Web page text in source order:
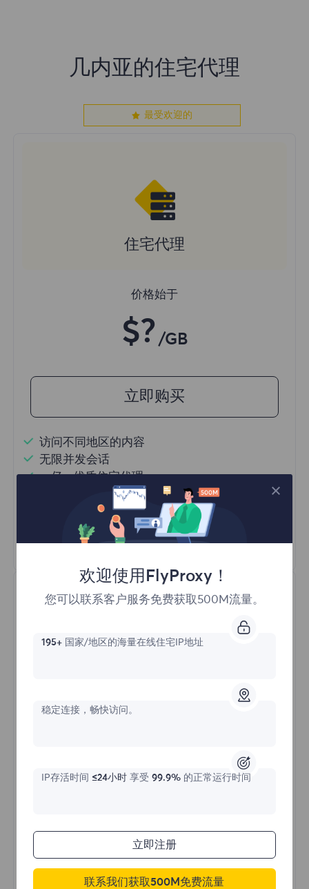
几内亚的住宅代理
最受欢迎的
住宅代理
价格始于
$? /GB
立即购买
访问不同地区的内容
无限并发会话
一亿+ 优质住宅代理
HTTP(S)/SOCKS5
了解更多
$?/天
立即购买
不限流量使用
欢迎使用FlyProxy！
您可以联系客户服务免费获取500M流量。
195+国家/地区的海量在线住宅IP地址
稳定连接，畅快访问。
IP存活时间 ≤24小时享受 99.9%的正常运行时间
立即注册
联系我们获取500M免费流量